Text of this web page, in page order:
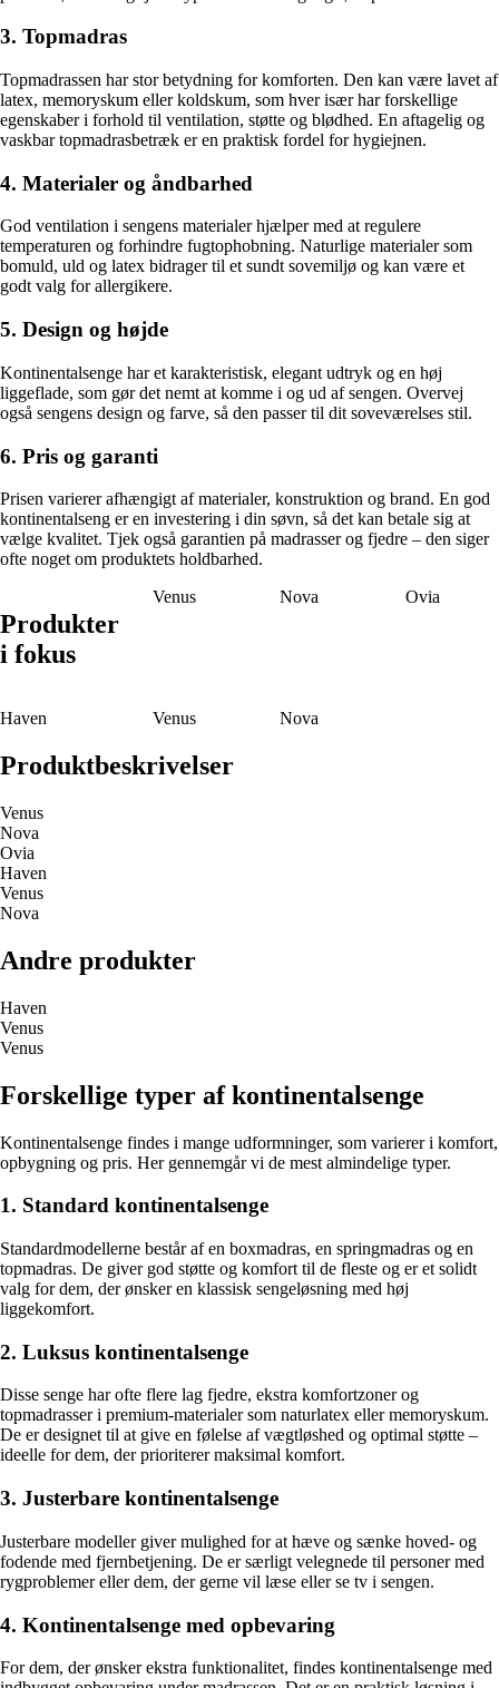
3. Topmadras
Topmadrassen har stor betydning for komforten. Den kan være lavet af
latex, memoryskum eller koldskum, som hver især har forskellige
egenskaber i forhold til ventilation, støtte og blødhed. En aftagelig og
vaskbar topmadrasbetræk er en praktisk fordel for hygiejnen.
4. Materialer og åndbarhed
God ventilation i sengens materialer hjælper med at regulere
temperaturen og forhindre fugtophobning. Naturlige materialer som
bomuld, uld og latex bidrager til et sundt sovemiljø og kan være et
godt valg for allergikere.
5. Design og højde
Kontinentalsenge har et karakteristisk, elegant udtryk og en høj
liggeflade, som gør det nemt at komme i og ud af sengen. Overvej
også sengens design og farve, så den passer til dit soveværelses stil.
6. Pris og garanti
Prisen varierer afhængigt af materialer, konstruktion og brand. En god
kontinentalseng er en investering i din søvn, så det kan betale sig at
vælge kvalitet. Tjek også garantien på madrasser og fjedre – den siger
ofte noget om produktets holdbarhed.
Produkter
i fokus
Venus Nova Ovia
Haven Venus Nova
Produktbeskrivelser
Venus
Nova
Ovia
Haven
Venus
Nova
Andre produkter
Haven
Venus
Venus
Forskellige typer af kontinentalsenge
Kontinentalsenge findes i mange udformninger, som varierer i komfort,
opbygning og pris. Her gennemgår vi de mest almindelige typer.
1. Standard kontinentalsenge
Standardmodellerne består af en boxmadras, en springmadras og en
topmadras. De giver god støtte og komfort til de fleste og er et solidt
valg for dem, der ønsker en klassisk sengeløsning med høj
liggekomfort.
2. Luksus kontinentalsenge
Disse senge har ofte flere lag fjedre, ekstra komfortzoner og
topmadrasser i premium-materialer som naturlatex eller memoryskum.
De er designet til at give en følelse af vægtløshed og optimal støtte –
ideelle for dem, der prioriterer maksimal komfort.
3. Justerbare kontinentalsenge
Justerbare modeller giver mulighed for at hæve og sænke hoved- og
fodende med fjernbetjening. De er særligt velegnede til personer med
rygproblemer eller dem, der gerne vil læse eller se tv i sengen.
4. Kontinentalsenge med opbevaring
For dem, der ønsker ekstra funktionalitet, findes kontinentalsenge med